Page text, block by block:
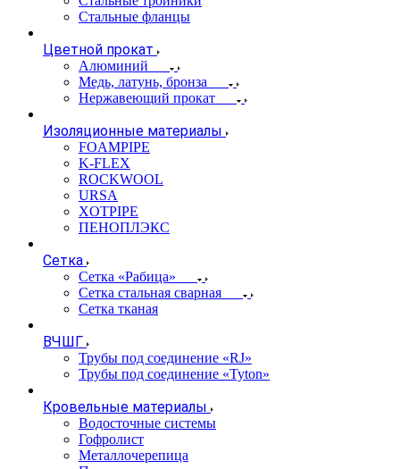
Стальные фланцы
Цветной прокат
Алюминий
Медь, латунь, бронза
Нержавеющий прокат
Изоляционные материалы
FOAMPIPE
K-FLEX
ROCKWOOL
URSA
XOTPIPE
ПЕНОПЛЭКС
Сетка
Сетка «Рабица»
Сетка стальная сварная
Сетка тканая
ВЧШГ
Трубы под соединение «RJ»
Трубы под соединение «Tyton»
Кровельные материалы
Водосточные системы
Гофролист
Металлочерепица